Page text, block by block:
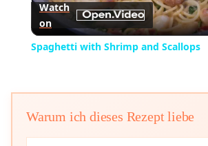
Video
Watch
on
Spaghetti with Shrimp and Scallops
Warum ich dieses Rezept liebe